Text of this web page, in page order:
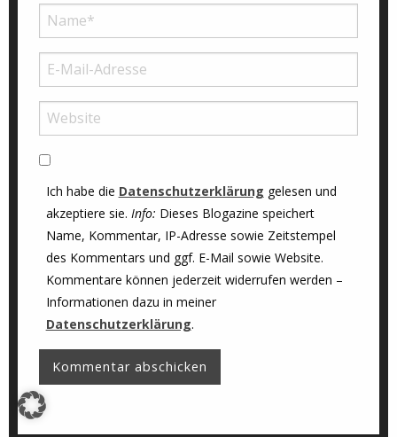
Ich habe die Datenschutzerklärung gelesen und
akzeptiere sie. Info: Dieses Blogazine speichert
Name, Kommentar, IP-Adresse sowie Zeitstempel
des Kommentars und ggf. E-Mail sowie Website.
Kommentare können jederzeit widerrufen werden –
Informationen dazu in meiner
Datenschutzerklärung.